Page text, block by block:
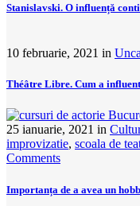
Stanislavski. O influență
10 februarie, 2021 in
Théâtre Libre. Cum a
25 ianuarie, 2021 in
improvizatie, scoala de
Comments
Importanța de a avea un